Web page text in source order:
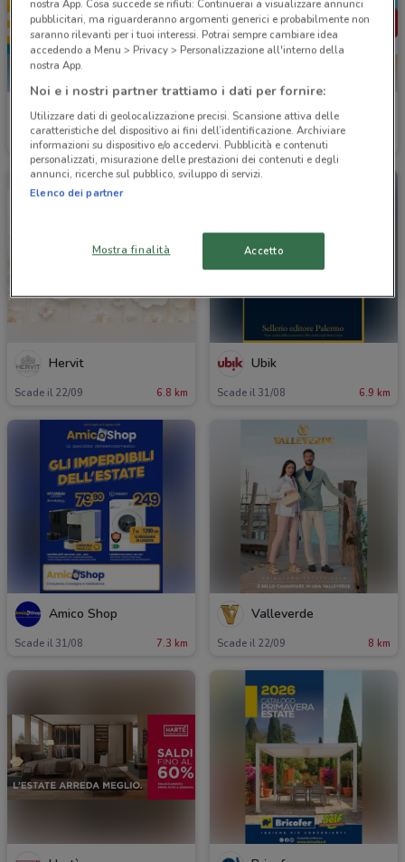
Ottica VistaSì
Scade il 15/09 6.2 km
Ottica VistaSì
Scade il 30/09
Hervit
Scade il 22/09 6.8 km
Ubik
Scade il 31/08 6.9 km
Amico Shop
Scade il 31/08 7.3 km
Valleverde
Scade il 22/09 8 km
nostra App. Cosa succede se rifiuti: Continuerai a visualizzare annunci
pubblicitari, ma riguarderanno argomenti generici e probabilmente non
saranno rilevanti per i tuoi interessi. Potrai sempre cambiare idea
accedendo a Menu > Privacy > Personalizzazione all'interno della
nostra App.
Noi e i nostri partner trattiamo i dati per fornire:
Utilizzare dati di geolocalizzazione precisi. Scansione attiva delle
caratteristiche del dispositivo ai fini dell’identificazione. Archiviare
informazioni su dispositivo e/o accedervi. Pubblicità e contenuti
personalizzati, misurazione delle prestazioni dei contenuti e degli
annunci, ricerche sul pubblico, sviluppo di servizi.
Elenco dei partner
Mostra finalità Accetto